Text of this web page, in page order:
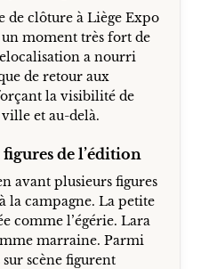
de clôture à Liège Expo
moment très fort de
a nourri
de retour aux
la visibilité de
et au-delà.
figures de l’édition
avant plusieurs figures
la campagne. La petite
comme l’égérie. Lara
marraine. Parmi
scène figurent